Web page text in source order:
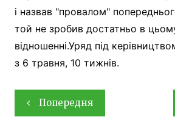
і назвав "провалом"
той не зробив достатньо в
відношенні.Уряд під
з 6 травня, 10 тижнів.
Навігація
записів
Попередня